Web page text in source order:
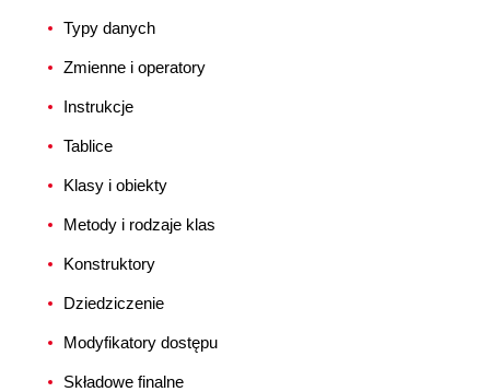
Typy danych
Zmienne i operatory
Instrukcje
Tablice
Klasy i obiekty
Metody i rodzaje klas
Konstruktory
Dziedziczenie
Modyfikatory dostępu
Składowe finalne